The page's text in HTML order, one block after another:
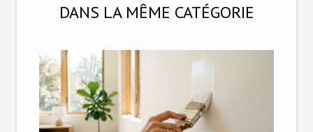
DANS LA MÊME CATÉGORIE